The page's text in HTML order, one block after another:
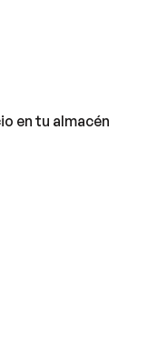
en tu almacén